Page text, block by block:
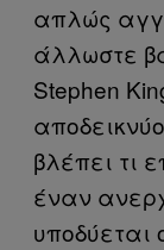
απλώς
άλλωστε
Stephen
βλέπει τι
έναν
υποδύεται